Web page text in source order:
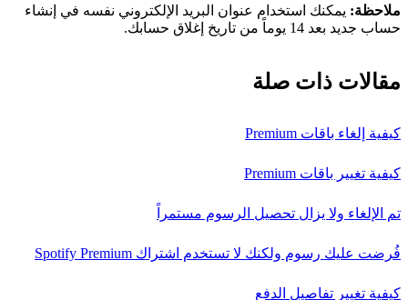
ملاحظة: يمكنك استخدام عنوان البريد الإلكتروني نفسه في إنشاء
حساب جديد بعد 14 يوماً من تاريخ إغلاق حسابك.
مقالات ذات صلة
كيفية إلغاء باقات Premium
كيفية تغيير باقات Premium
تم الإلغاء ولا يزال تحصيل الرسوم مستمراً
فُرضت عليك رسوم ولكنك لا تستخدم اشتراك Spotify Premium
كيفية تغيير تفاصيل الدفع